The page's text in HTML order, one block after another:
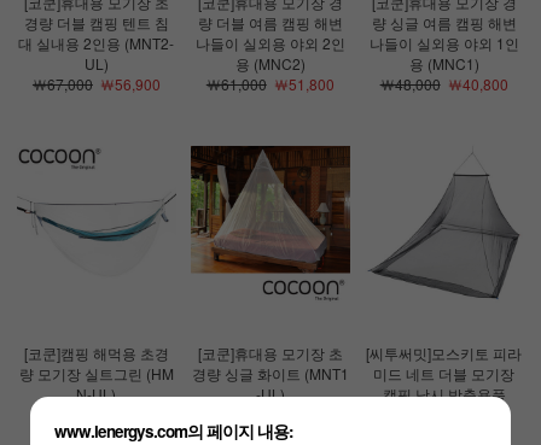
경량 더블 캠핑 텐트 침
대 실내용 2인용 (MNT2-
UL)
￦67,000￦56,900
량 더블 여름 캠핑 해변
나들이 실외용 야외 2인
용 (MNC2)
￦61,000￦51,800
량 싱글 여름 캠핑 해변
나들이 실외용 야외 1인
용 (MNC1)
￦48,000￦40,800
[코쿤]캠핑 해먹용 초경
량 모기장 실트그린 (HM
N-UL)
￦65,000
[코쿤]휴대용 모기장 초
경량 싱글 화이트 (MNT1
-UL)
[씨투써밋]모스키토 피라
미드 네트 더블 모기장
캠핑 낚시 방충용품
www.lenergys.com의 페이지 내용: